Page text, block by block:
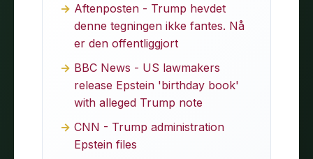
Aftenposten - Trump hevdet
denne tegningen ikke fantes. Nå
er den offentliggjort
BBC News - US lawmakers
release Epstein 'birthday book'
with alleged Trump note
CNN - Trump administration
Epstein files